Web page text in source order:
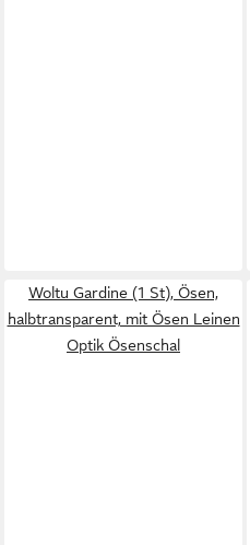
Woltu Gardine (1 St), Ösen,
halbtransparent, mit Ösen Leinen
Optik Ösenschal